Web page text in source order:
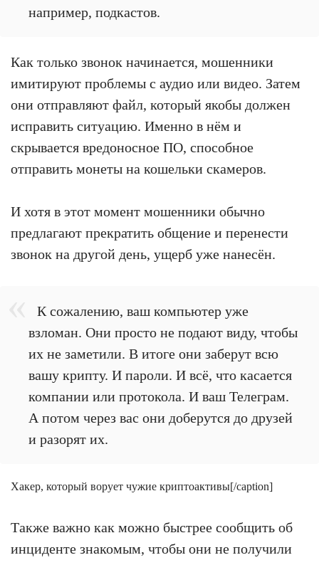
например, подкастов.
Как только звонок начинается, мошенники
имитируют проблемы с аудио или видео. Затем
они отправляют файл, который якобы должен
исправить ситуацию. Именно в нём и
скрывается вредоносное ПО, способное
отправить монеты на кошельки скамеров.
И хотя в этот момент мошенники обычно
предлагают прекратить общение и перенести
звонок на другой день, ущерб уже нанесён.
К сожалению, ваш компьютер уже
взломан. Они просто не подают виду, чтобы
их не заметили. В итоге они заберут всю
вашу крипту. И пароли. И всё, что касается
компании или протокола. И ваш Телеграм.
А потом через вас они доберутся до друзей
и разорят их.
Хакер, который ворует чужие криптоактивы[/caption]
Также важно как можно быстрее сообщить об
инциденте знакомым, чтобы они не получили